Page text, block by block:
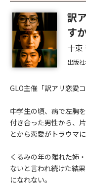
訳
す
十束
出版
GLO主催「訳アリ恋愛
中学生の頃、病で左胸
付き合った男性から、
とから恋愛がトラウマに
くるみの年の離れた姉
ないと言われ続けた結
になれない。